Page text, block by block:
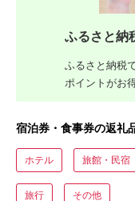
ふるさと納
ふるさと納税
ポイントがお
宿泊券・食事券の返礼
ホテル 旅館・民宿
旅行 その他